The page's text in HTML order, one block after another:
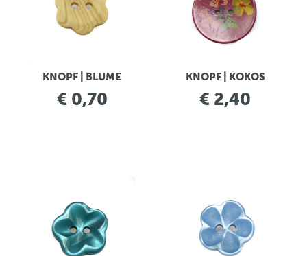
KNOPF | BLUME
€ 0,70
KNOPF | KOKOS
€ 2,40